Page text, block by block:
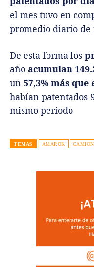
el mes tuvo en
promedio diario de
De esta forma los
año acumulan
un 57,3% más que
habían patentados
mismo período
TEMAS AMAROK